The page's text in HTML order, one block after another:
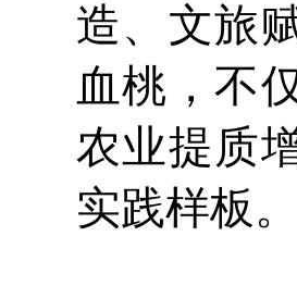
造、文旅
血桃，不
农业提质
实践样板